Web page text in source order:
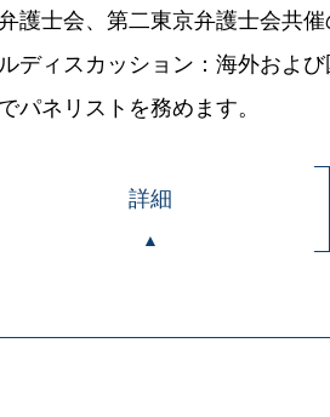
護士会、第二東京弁護士会共
ディスカッション：海外およ
パネリストを務めます。
詳細